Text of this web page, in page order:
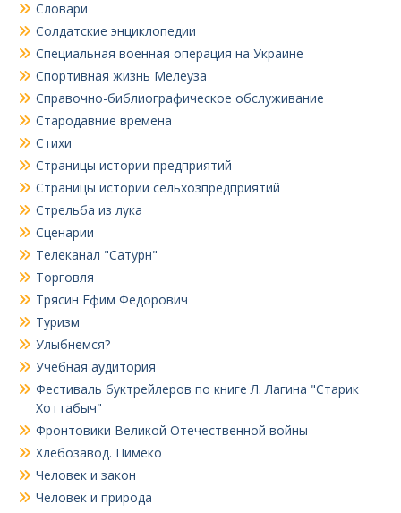
Словари
Солдатские энциклопедии
Специальная военная операция на Украине
Спортивная жизнь Мелеуза
Справочно-библиографическое обслуживание
Стародавние времена
Стихи
Страницы истории предприятий
Страницы истории сельхозпредприятий
Стрельба из лука
Сценарии
Телеканал "Сатурн"
Торговля
Трясин Ефим Федорович
Туризм
Улыбнемся?
Учебная аудитория
Фестиваль буктрейлеров по книге Л. Лагина "Старик
Хоттабыч"
Фронтовики Великой Отечественной войны
Хлебозавод. Пимеко
Человек и закон
Человек и природа